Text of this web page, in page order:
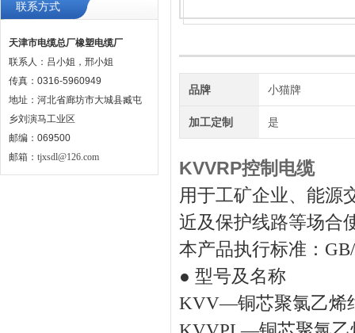
联系方式
天津市电缆总厂橡塑电缆厂
联系人：吕小姐，邢小姐
传真：0316-5960949
地址：河北省廊坊市大城县臧屯
乡刘演马工业区
邮编：069500
邮箱： tjxsdl@126.com
品牌 小猫牌
加工定制 是
KVVRP控制电缆
用于工矿企业、能源
近及保护线路等场合
本产品执行标准：
● 型号及名称
KVV—铜芯聚氯乙